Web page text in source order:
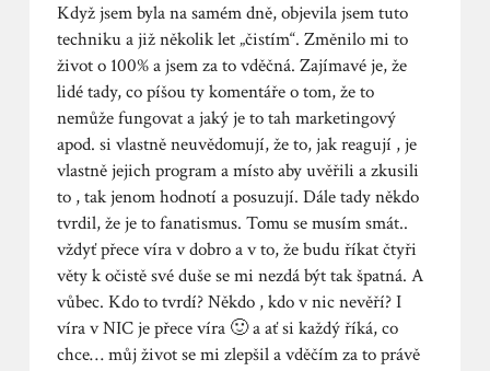
Když jsem byla na samém dně, objevila jsem tuto
techniku a již několik let „čistím“. Změnilo mi to
život o 100% a jsem za to vděčná. Zajímavé je, že
lidé tady, co píšou ty komentáře o tom, že to
nemůže fungovat a jaký je to tah marketingový
apod. si vlastně neuvědomují, že to, jak reagují , je
vlastně jejich program a místo aby uvěřili a zkusili
to , tak jenom hodnotí a posuzují. Dále tady někdo
tvrdil, že je to fanatismus. Tomu se musím smát..
vždyť přece víra v dobro a v to, že budu říkat čtyři
věty k očistě své duše se mi nezdá být tak špatná. A
vůbec. Kdo to tvrdí? Někdo , kdo v nic nevěří? I
víra v NIC je přece víra 🙂 a ať si každý říká, co
chce… můj život se mi zlepšil a vděčím za to právě